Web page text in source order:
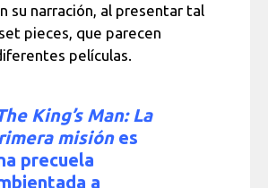
su narración, al presentar tal
pieces, que parecen
películas.
King’s Man: La
misiónes
precuela
a